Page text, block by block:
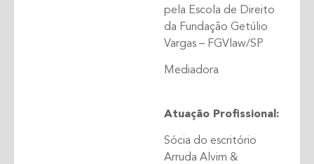
pela Escola de Direito
da Fundação Getúlio
Vargas – FGVlaw/SP
Mediadora
Atuação Profissional:
Sócia do escritório
Arruda Alvim &